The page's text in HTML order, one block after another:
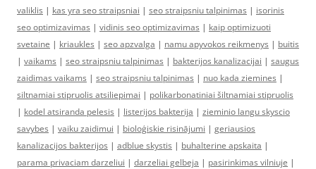
valiklis | kas yra seo straipsniai | seo straipsniu talpinimas | isorinis
seo optimizavimas | vidinis seo optimizavimas | kaip optimizuoti
svetaine | kriaukles | seo apzvalga | namu apyvokos reikmenys | buitis
| vaikams | seo straipsniu talpinimas | bakterijos kanalizacijai | saugus
zaidimas vaikams | seo straipsniu talpinimas | nuo kada ziemines |
siltnamiai stipruolis atsiliepimai | polikarbonatiniai šiltnamiai stipruolis
| kodel atsiranda pelesis | listerijos bakterija | zieminio langu skyscio
savybes | vaiku zaidimui | bioloģiskie risinājumi | geriausios
kanalizacijos bakterijos | adblue skystis | buhalterine apskaita |
parama privaciam darzeliui | darzeliai gelbeja | pasirinkimas vilniuje |